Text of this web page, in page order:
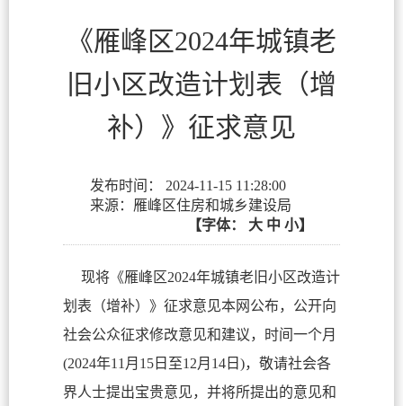
《雁峰区2024年城镇老
旧小区改造计划表（增
补）》征求意见
发布时间： 2024-11-15 11:28:00
来源：雁峰区住房和城乡建设局
【字体： 大 中 小】
现将《雁峰区2024年城镇老旧小区改造计
划表（增补）》征求意见本网公布，公开向
社会公众征求修改意见和建议，时间一个月
(2024年11月15日至12月14日)，敬请社会各
界人士提出宝贵意见，并将所提出的意见和